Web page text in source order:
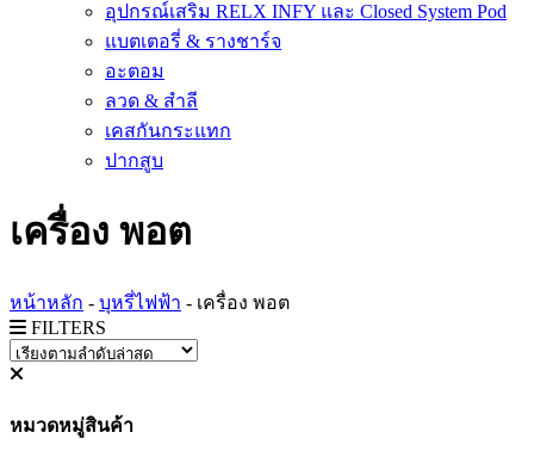
อุปกรณ์เสริม RELX INFY และ Closed System Pod
แบตเตอรี่ & รางชาร์จ
อะตอม
ลวด ​& สำลี
เคสกันกระแทก
ปากสูบ
เครื่อง พอต
หน้าหลัก - บุหรี่ไฟฟ้า - เครื่อง พอต
FILTERS
หมวดหมู่สินค้า